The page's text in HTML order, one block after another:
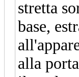
stretta
base,
alla